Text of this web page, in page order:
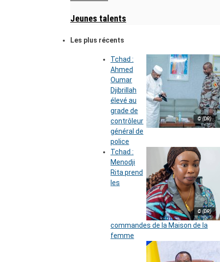
Jeunes talents
Les plus récents
© (DR)
Tchad :
Ahmed
Oumar
Djibrillah
élevé au
grade de
contrôleur
général de
police
© (DR)
Tchad :
Menodji
Rita prend
les
commandes de la Maison de la
femme